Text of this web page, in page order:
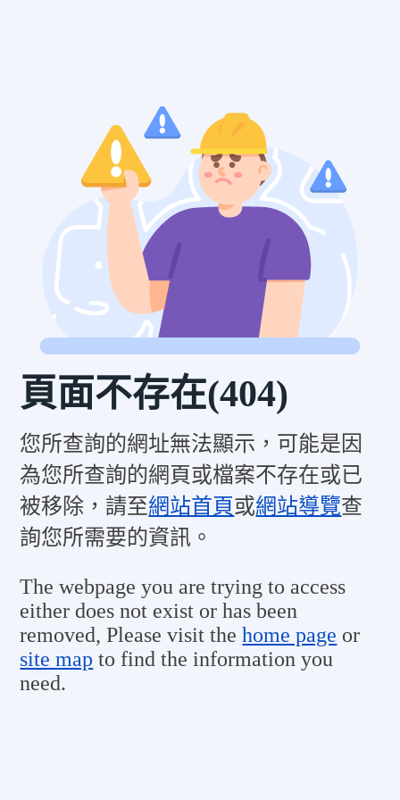
頁面不存在(404)
您所查詢的網址無法顯示，可能是因
為您所查詢的網頁或檔案不存在或已
被移除，請至網站首頁或網站導覽查
詢您所需要的資訊。
The webpage you are trying to access
either does not exist or has been
removed, Please visit thehome page or
site map to find the information you
need.